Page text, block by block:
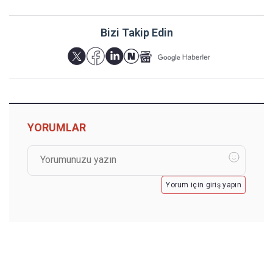
Bizi Takip Edin
YORUMLAR
Yorum için giriş yapın